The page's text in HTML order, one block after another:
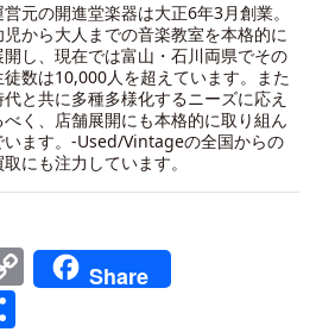
営元の開進堂楽器は大正6年3月創業。
児から大人までの音楽教室を本格的に
開し、現在では富山・石川両県でその
徒数は10,000人を超えています。また
代と共に多種多様化するニーズに応え
べく、店舗展開にも本格的に取り組ん
います。-Used/Vintageの全国からの
取にも注力しています。
Copy
Link
Share